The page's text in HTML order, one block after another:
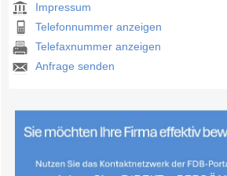
Impressum
Telefonnummer anzeigen
Telefaxnummer anzeigen
Anfrage senden